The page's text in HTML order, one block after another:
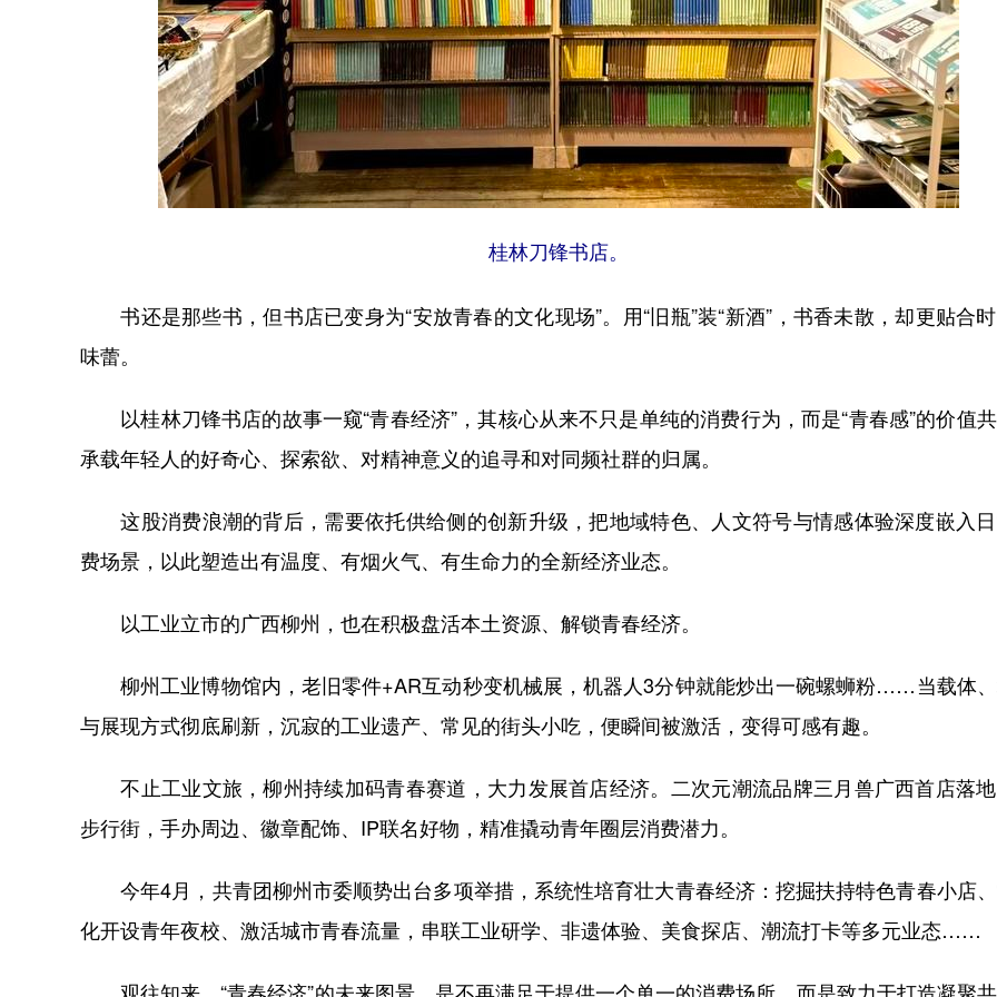
桂林刀锋书店。
书还是那些书，但书店已变身为“安放青春的文化现场”。用“旧瓶”装“新酒”，书香未散，却更贴合
味蕾。
以桂林刀锋书店的故事一窥“青春经济”，其核心从来不只是单纯的消费行为，而是“青春感”的价值共
承载年轻人的好奇心、探索欲、对精神意义的追寻和对同频社群的归属。
这股消费浪潮的背后，需要依托供给侧的创新升级，把地域特色、人文符号与情感体验深度嵌入
费场景，以此塑造出有温度、有烟火气、有生命力的全新经济业态。
以工业立市的广西柳州，也在积极盘活本土资源、解锁青春经济。
柳州工业博物馆内，老旧零件+AR互动秒变机械展，机器人3分钟就能炒出一碗螺蛳粉……当载体
与展现方式彻底刷新，沉寂的工业遗产、常见的街头小吃，便瞬间被激活，变得可感有趣。
不止工业文旅，柳州持续加码青春赛道，大力发展首店经济。二次元潮流品牌三月兽广西首店落
步行街，手办周边、徽章配饰、IP联名好物，精准撬动青年圈层消费潜力。
今年4月，共青团柳州市委顺势出台多项举措，系统性培育壮大青春经济：挖掘扶持特色青春小店
化开设青年夜校、激活城市青春流量，串联工业研学、非遗体验、美食探店、潮流打卡等多元业态……